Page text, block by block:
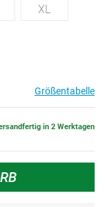
XL
Größentabelle
in 2 Werktagen